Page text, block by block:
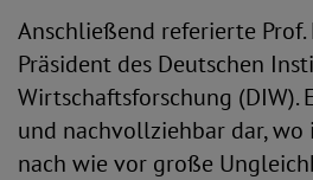
Anschließend referierte Prof.
Präsident des Deutschen
Wirtschaftsforschung (DIW).
und nachvollziehbar dar, wo
nach wie vor große